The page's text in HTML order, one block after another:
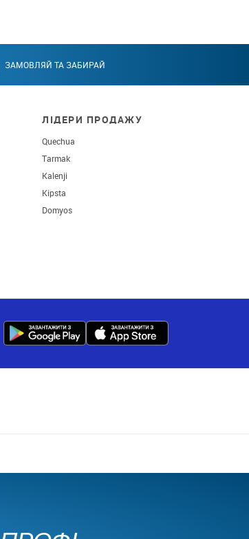
ЗАМОВЛЯЙ ТА ЗАБИРАЙ
ЛІДЕРИ ПРОДАЖУ
Quechua
Tarmak
Kalenji
Kipsta
Domyos